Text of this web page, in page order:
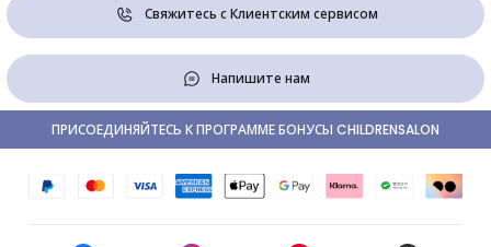
Свяжитесь с Клиентским сервисом
Напишите нам
ПРИСОЕДИНЯЙТЕСЬ К ПРОГРАММЕ БОНУСЫ CHILDRENSALON